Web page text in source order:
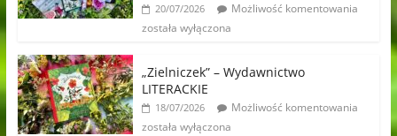
20/07/2026
Możliwość komentowania
została wyłączona
„Zielniczek” – Wydawnictwo
LITERACKIE
18/07/2026
Możliwość komentowania
została wyłączona